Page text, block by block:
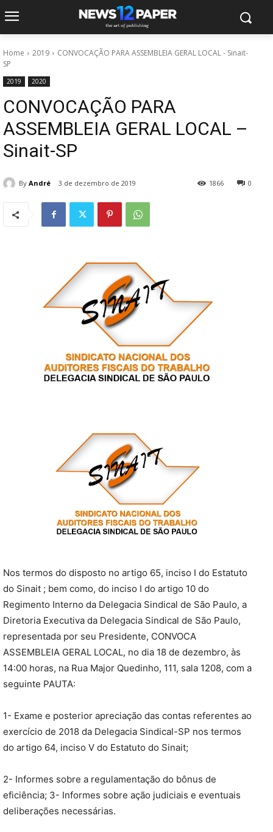
Home 2019
CONVOCAÇÃO PARA ASSEMBLEIA GERAL LOCAL - Sinait-
SP
2019 2020
CONVOCAÇÃO PARA
ASSEMBLEIA GERAL LOCAL –
Sinait-SP
By André 3 de dezembro de 2019 0
1866
Nos termos do disposto no artigo 65, inciso I do Estatuto
do Sinait ; bem como, do inciso I do artigo 10 do
Regimento Interno da Delegacia Sindical de São Paulo, a
Diretoria Executiva da Delegacia Sindical de São Paulo,
representada por seu Presidente, CONVOCA
ASSEMBLEIA GERAL LOCAL, no dia 18 de dezembro, às
14:00 horas, na Rua Major Quedinho, 111, sala 1208, com a
seguinte PAUTA:
1- Exame e posterior apreciação das contas referentes ao
exercício de 2018 da Delegacia Sindical-SP nos termos
do artigo 64, inciso V do Estatuto do Sinait;
2- Informes sobre a regulamentação do bônus de
eficiência; 3- Informes sobre ação judiciais e eventuais
deliberações necessárias.